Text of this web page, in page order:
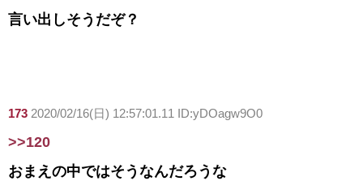
言い出しそうだぞ？
173 2020/02/16(日) 12:57:01.11 ID:yDOagw9O0
>>120
おまえの中ではそうなんだろうな